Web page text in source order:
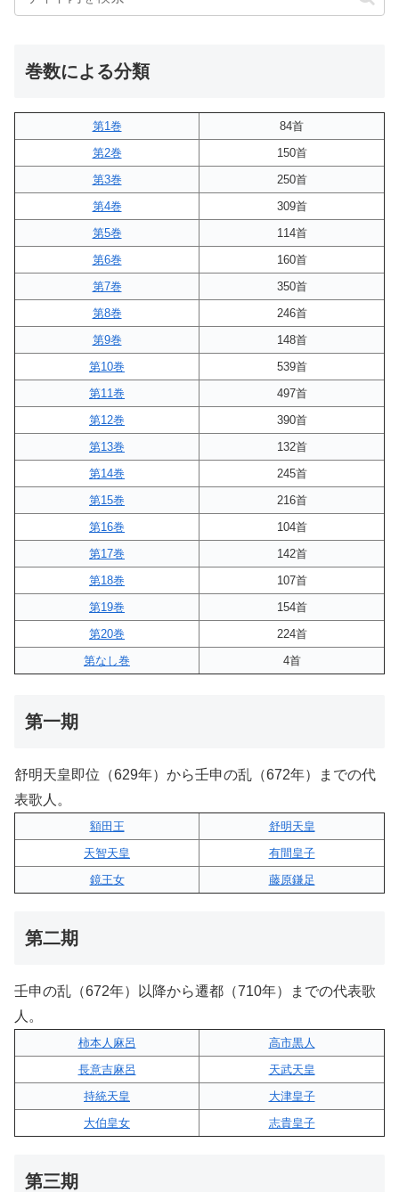
巻数による分類
第1巻
84首
第2巻
150首
第3巻
250首
第4巻
309首
第5巻
114首
第6巻
160首
第7巻
350首
第8巻
246首
第9巻
148首
第10巻
539首
第11巻
497首
第12巻
390首
第13巻
132首
第14巻
245首
第15巻
216首
第16巻
104首
第17巻
142首
第18巻
107首
第19巻
154首
第20巻
224首
第なし巻
4首
第一期
舒明天皇即位（629年）から壬申の乱（672年）までの代
表歌人。
額田王
舒明天皇
天智天皇
有間皇子
鏡王女
藤原鎌足
第二期
壬申の乱（672年）以降から遷都（710年）までの代表歌
人。
柿本人麻呂
高市黒人
長意吉麻呂
天武天皇
持統天皇
大津皇子
大伯皇女
志貴皇子
第三期